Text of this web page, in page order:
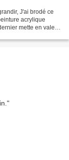
J'ai brodé ce
acrylique
mette en valeur